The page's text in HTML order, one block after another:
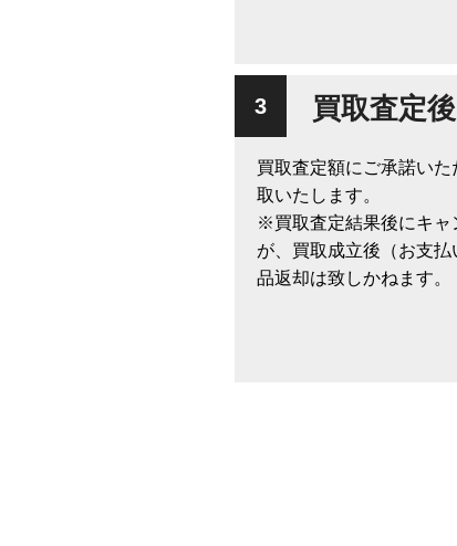
買取査定
買取査定額にご承諾い
取いたします。
※買取査定結果後にキャ
が、買取成立後（お支
品返却は致しかねます。